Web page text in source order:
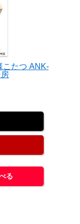
こたつ ANK-
る